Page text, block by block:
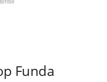
Funda